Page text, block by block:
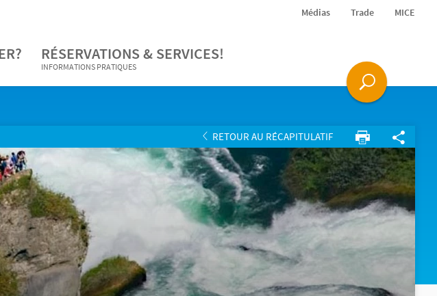
Médias Trade MICE
RÉSERVATIONS & SERVICES!
INFORMATIONS PRATIQUES
RETOUR AU RÉCAPITULATIF